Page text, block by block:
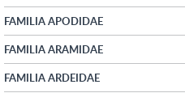
FAMILIA APODIDAE
FAMILIA ARAMIDAE
FAMILIA ARDEIDAE